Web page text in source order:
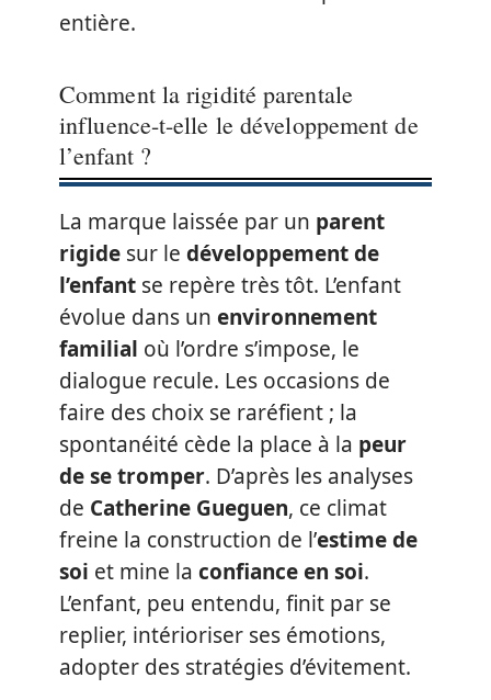
entière.
Comment la rigidité parentale
influence-t-elle le développement de
l’enfant ?
La marque laissée par un parent
rigide sur le développement de
l’enfant se repère très tôt. L’enfant
évolue dans un environnement
familial où l’ordre s’impose, le
dialogue recule. Les occasions de
faire des choix se raréfient ; la
spontanéité cède la place à la peur
de se tromper. D’après les analyses
de Catherine Gueguen, ce climat
freine la construction de l’estime de
soi et mine la confiance en soi.
L’enfant, peu entendu, finit par se
replier, intérioriser ses émotions,
adopter des stratégies d’évitement.